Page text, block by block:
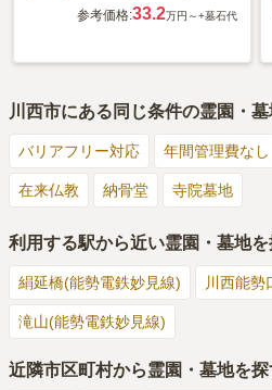
参考価格:33.2万円～+墓石代
川西市にある同じ条件の霊園・
バリアフリー対応 年間管理費なし
在来仏教 納骨堂 寺院墓地
利用する駅から近い霊園・墓地
絹延橋(能勢電鉄妙見線) 川西能勢
滝山(能勢電鉄妙見線)
近隣市区町村から霊園・墓地を探